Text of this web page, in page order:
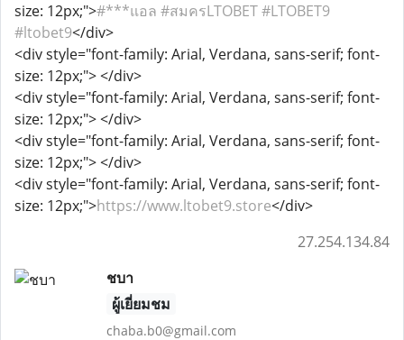
size: 12px;">#***แอล #สมครLTOBET #LTOBET9
#ltobet9</div>
<div style="font-family: Arial, Verdana, sans-serif; font-
size: 12px;"></div>
<div style="font-family: Arial, Verdana, sans-serif; font-
size: 12px;"></div>
<div style="font-family: Arial, Verdana, sans-serif; font-
size: 12px;"></div>
<div style="font-family: Arial, Verdana, sans-serif; font-
size: 12px;">https://www.ltobet9.store</div>
27.254.134.84
ชบา
ผู้เยี่ยมชม
chaba.b0@gmail.com